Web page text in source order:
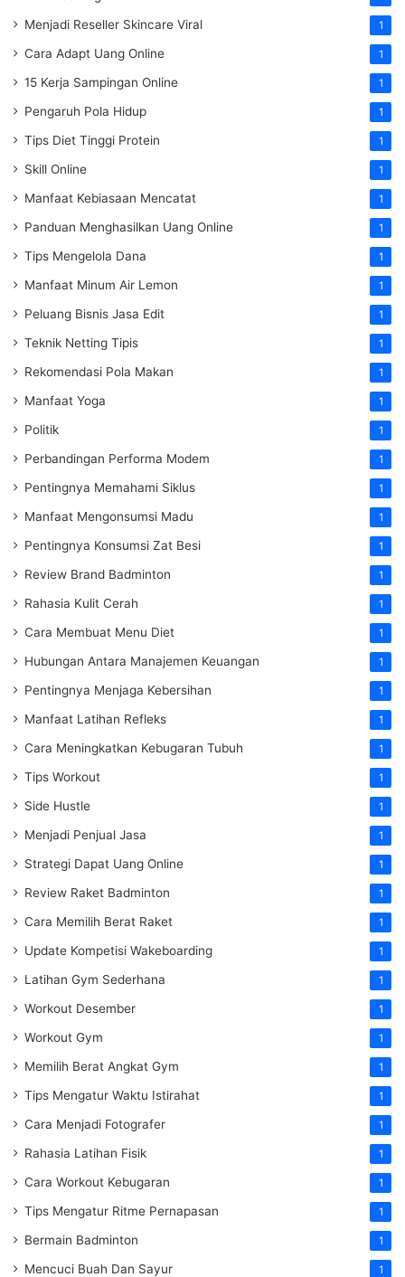
Menjadi Reseller Skincare Viral 1
Cara Adapt Uang Online 1
15 Kerja Sampingan Online 1
Pengaruh Pola Hidup 1
Tips Diet Tinggi Protein 1
Skill Online 1
Manfaat Kebiasaan Mencatat 1
Panduan Menghasilkan Uang Online 1
Tips Mengelola Dana 1
Manfaat Minum Air Lemon 1
Peluang Bisnis Jasa Edit 1
Teknik Netting Tipis 1
Rekomendasi Pola Makan 1
Manfaat Yoga 1
Politik 1
Perbandingan Performa Modem 1
Pentingnya Memahami Siklus 1
Manfaat Mengonsumsi Madu 1
Pentingnya Konsumsi Zat Besi 1
Review Brand Badminton 1
Rahasia Kulit Cerah 1
Cara Membuat Menu Diet 1
Hubungan Antara Manajemen Keuangan 1
Pentingnya Menjaga Kebersihan 1
Manfaat Latihan Refleks 1
Cara Meningkatkan Kebugaran Tubuh 1
Tips Workout 1
Side Hustle 1
Menjadi Penjual Jasa 1
Strategi Dapat Uang Online 1
Review Raket Badminton 1
Cara Memilih Berat Raket 1
Update Kompetisi Wakeboarding 1
Latihan Gym Sederhana 1
Workout Desember 1
Workout Gym 1
Memilih Berat Angkat Gym 1
Tips Mengatur Waktu Istirahat 1
Cara Menjadi Fotografer 1
Rahasia Latihan Fisik 1
Cara Workout Kebugaran 1
Tips Mengatur Ritme Pernapasan 1
Bermain Badminton 1
Mencuci Buah Dan Sayur 1